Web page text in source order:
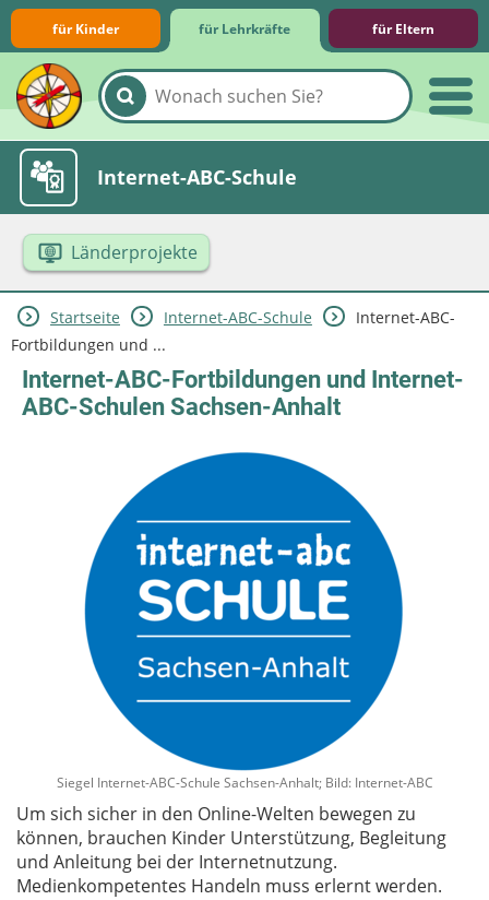
für Kinder für Lehrkräfte für Eltern
Lernmodule
Unterrichts­materialien
Internet-ABC-Schule
Länderprojekte
Praxishilfen
Aktuelles
Startseite Internet-ABC-Schule
Internet-ABC-
Fortbildungen und ...
Internet-ABC-Fortbildungen und Internet-
ABC-Schulen Sachsen-Anhalt
Siegel Internet-ABC-Schule Sachsen-Anhalt; Bild: Internet-ABC
Um sich sicher in den Online-Welten bewegen zu
können, brauchen Kinder Unterstützung, Begleitung
und Anleitung bei der Internetnutzung.
Medienkompetentes Handeln muss erlernt werden.